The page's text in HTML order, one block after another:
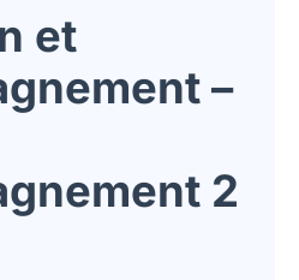
et
–
2